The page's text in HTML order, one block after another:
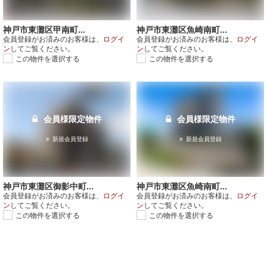
神戸市東灘区甲南町...
会員登録がお済みのお客様は、
ログイ
ン してご覧ください。
この物件を選択する
神戸市東灘区魚崎南町...
会員登録がお済みのお客様は、
ログイ
ン してご覧ください。
この物件を選択する
会員様限定物件
新規会員登録
神戸市東灘区御影中町...
会員登録がお済みのお客様は、
ログイ
ン してご覧ください。
この物件を選択する
会員様限定物件
新規会員登録
神戸市東灘区魚崎南町...
会員登録がお済みのお客様は、
ログイ
ン してご覧ください。
この物件を選択する